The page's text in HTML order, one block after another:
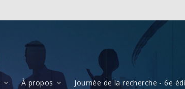
À propos Journée de la recherche - 6e